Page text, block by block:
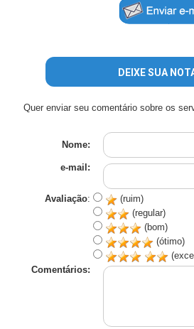
DEIXE SUA
Quer enviar seu comentário sobre os
Nome:
e-mail:
Avaliação:
(ruim)
(regular)
(bom)
(ótimo)
Comentários: